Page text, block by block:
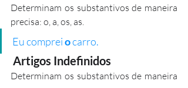
Determinam os substantivos de maneira
precisa: o, a, os, as.
Eu comprei o carro.
Artigos Indefinidos
Determinam os substantivos de maneira